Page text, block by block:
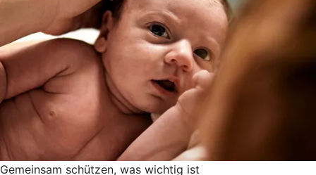
Gemeinsam schützen, was wichtig ist